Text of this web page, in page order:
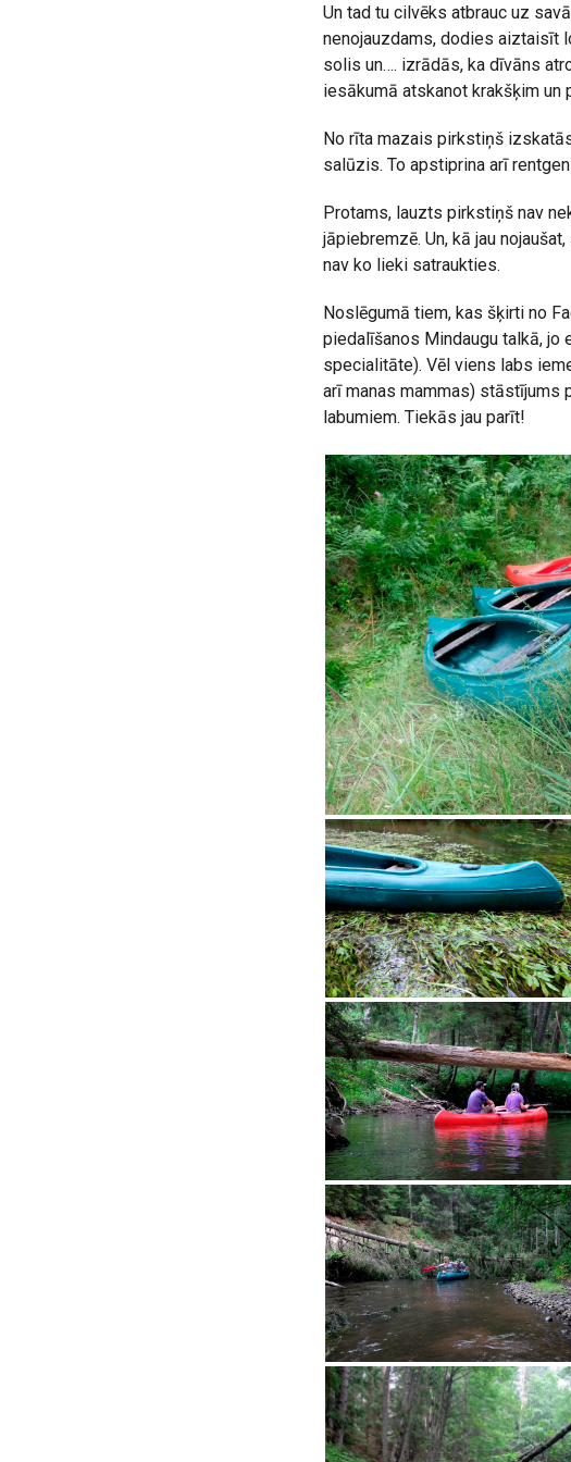
Un tad tu cilvēks atbrauc uz
nenojauzdams, dodies aiztaisīt
solis un…. izrādās, ka dīvāns
iesākumā atskanot krakšķim un
No rīta mazais pirkstiņš
salūzis. To apstiprina arī
Protams, lauzts pirkstiņš nav
jāpiebremzē. Un, kā jau
nav ko lieki satraukties.
Noslēgumā tiem, kas šķirti no
piedalīšanos Mindaugu talkā, jo
specialitāte). Vēl viens labs
arī manas mammas) stāstījums
labumiem. Tiekās jau parīt!